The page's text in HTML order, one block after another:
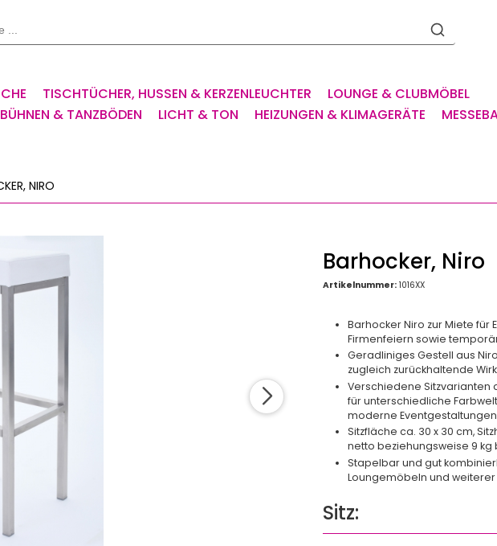
TISCHTÜCHER, HUSSEN & KERZENLEUCHTER
LOUNGE & CLUBMÖBEL
BÜHNEN & TANZBÖDEN LICHT & TON HEIZUNGEN & KLIMAGERÄTE
NIRO
Barhocker, Niro
Artikelnummer: 1016XX
Barhocker Niro zur Miete für
Firmenfeiern sowie
Geradliniges Gestell aus
zugleich zurückhaltende
Verschiedene Sitzvarianten
für unterschiedliche
moderne
Sitzfläche ca. 30 x 30 cm,
netto beziehungsweise 9 kg
Stapelbar und gut
Loungemöbeln und weiterer
Sitz: